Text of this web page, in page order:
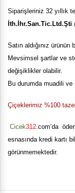
Siparişleriniz 32 yıllık
İth.İhr.San.Tic.Ltd.Şti
Satın aldığınız ürünün
Mevsimsel şartlar ve
değişiklikler olabilir.
Bu durumda muadili ve
Çiçeklerimiz %100
Cicek312 .com’da
esnasında kredi kartı
görünmemektedir.